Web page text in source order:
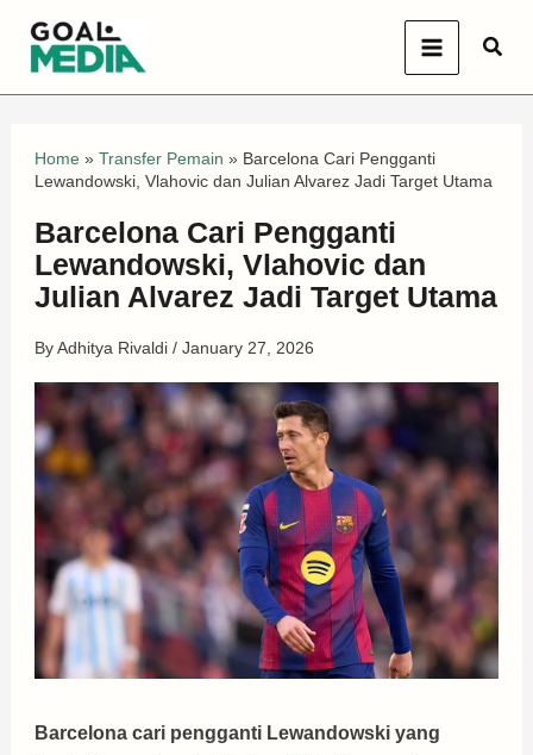
Home» Transfer Pemain » Barcelona Cari Pengganti
Lewandowski, Vlahovic dan Julian Alvarez Jadi Target Utama
Barcelona Cari Pengganti
Lewandowski, Vlahovic dan
Julian Alvarez Jadi Target Utama
ByAdhitya Rivaldi / January 27, 2026
Barcelona cari pengganti Lewandowski yang